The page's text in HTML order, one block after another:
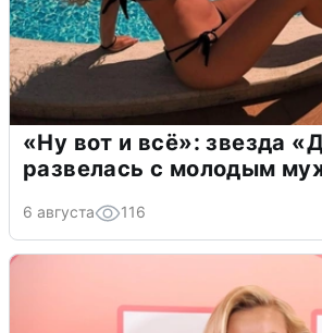
«Ну вот и всё»: звезда
развелась с молодым
6 августа 116